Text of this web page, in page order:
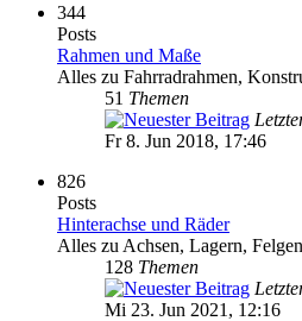
344
Posts
Rahmen und Maße
Alles zu Fahrradrahmen,
51 Themen
Fr 8. Jun 2018, 17:46
826
Posts
Hinterachse und Räder
Alles zu Achsen, Lagern,
128 Themen
Mi 23. Jun 2021, 12:16